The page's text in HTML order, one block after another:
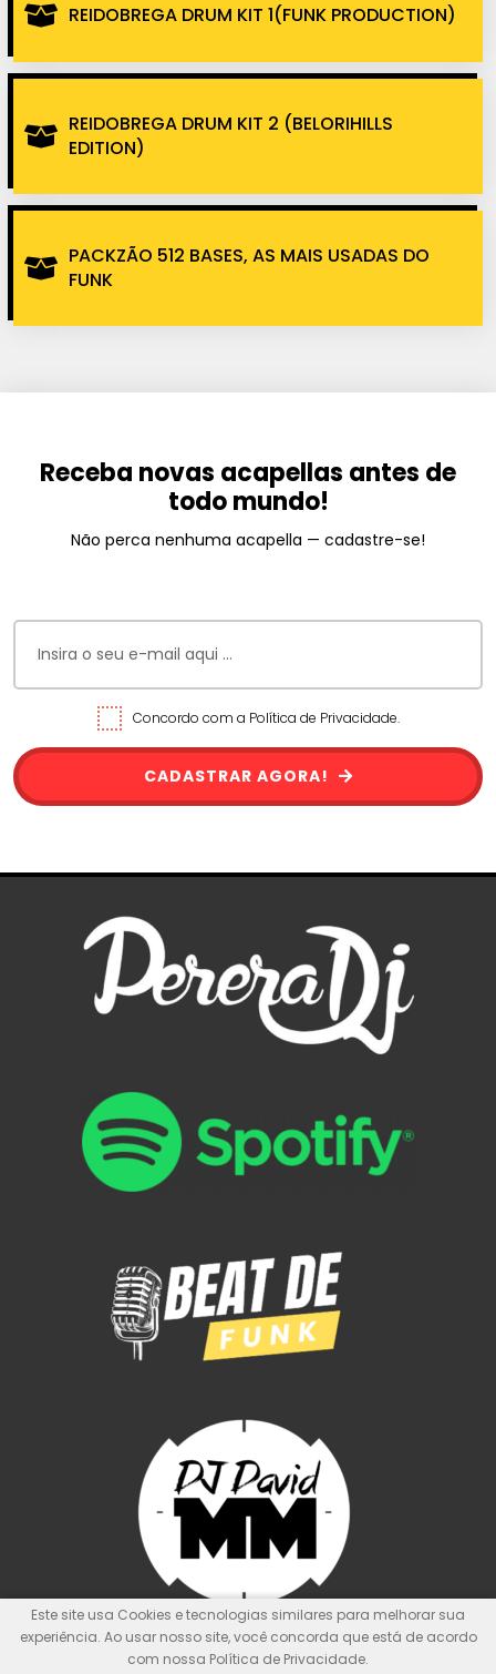
REIDOBREGA DRUM KIT 1(FUNK PRODUCTION)
REIDOBREGA DRUM KIT 2 (BELORIHILLS
EDITION)
PACKZÃO 512 BASES, AS MAIS USADAS DO
FUNK
Receba novas acapellas antes de
todo mundo!
Não perca nenhuma acapella — cadastre-se!
Concordo com a Política de Privacidade.
CADASTRAR AGORA!
Este site usa Cookies e tecnologias similares para melhorar sua
experiência. Ao usar nosso site, você concorda que está de acordo
com nossa Política de Privacidade.